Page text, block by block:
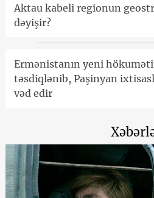
Aktau kabeli regionun
dəyişir?
Ermənistanın yeni
təsdiqlənib, Paşinyan
vəd edir